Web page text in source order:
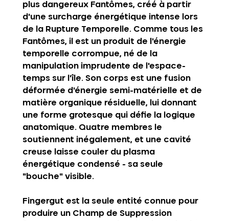
plus dangereux Fantômes, créé à partir
d'une surcharge énergétique intense lors
de la Rupture Temporelle. Comme tous les
Fantômes, il est un produit de l'énergie
temporelle corrompue, né de la
manipulation imprudente de l'espace-
temps sur l'île. Son corps est une fusion
déformée d'énergie semi-matérielle et de
matière organique résiduelle, lui donnant
une forme grotesque qui défie la logique
anatomique. Quatre membres le
soutiennent inégalement, et une cavité
creuse laisse couler du plasma
énergétique condensé - sa seule
"bouche" visible.
Fingergut est la seule entité connue pour
produire un Champ de Suppression